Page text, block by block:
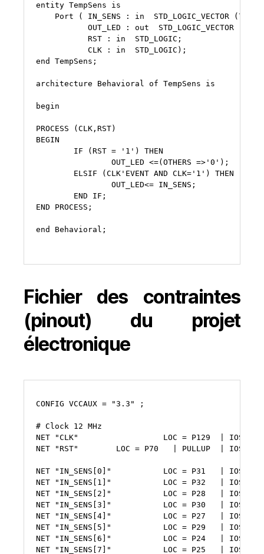
entity TempSens
Port
( IN_SENS : in STD_LOGIC_VECTOR ( 7
OUT_LED
: out STD_LOGIC_VECTOR
RST
: in
CLK
: in
STD_LOGIC);
end
TempSens;
architecture Behavioral of TempSens is
begin
PROCESS
(CLK,RST)
IF
(RST = '1' )
OUT_LED <=(OTHERS => '0'
ELSIF
(CLK 'EVENT AND CLK=' 1
OUT_LED<=
END
IF;
END
PROCESS;
end Behavioral;
Fichier des contraintes
(pinout) du projet
électronique
CONFIG VCCAUX = "3.3" ;
NET
"CLK" LOC = P129
NET
"RST" LOC = P70 PULLUP
NET "IN_SENS[0]" LOC = P31
NET
"IN_SENS[1]" LOC = P32
NET
"IN_SENS[2]" LOC = P28
NET
"IN_SENS[3]" LOC = P30
NET
"IN_SENS[4]" LOC = P27
NET
"IN_SENS[5]" LOC = P29
NET
"IN_SENS[6]" LOC = P24
NET
"IN_SENS[7]" LOC = P25